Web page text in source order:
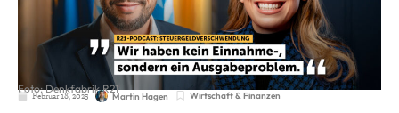
Foto: Denkfabrik R21
Februar 18, 2025 Martin Hagen Wirtschaft & Finanzen